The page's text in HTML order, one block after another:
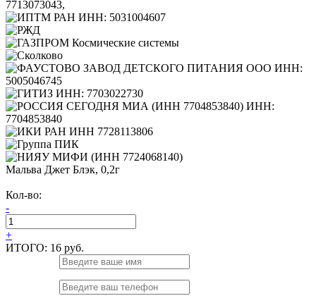
Мальва Джет Блэк, 0,2г
Кол-во:
-
+
ИТОГО: 16 руб.